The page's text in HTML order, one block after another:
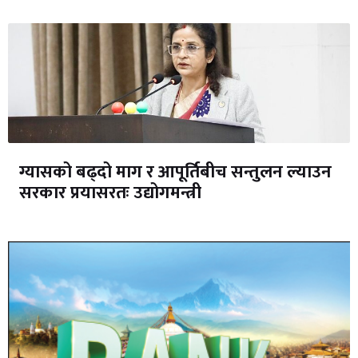
ग्यासको बढ्दो माग र आपूर्तिबीच सन्तुलन ल्याउन
सरकार प्रयासरतः उद्योगमन्त्री